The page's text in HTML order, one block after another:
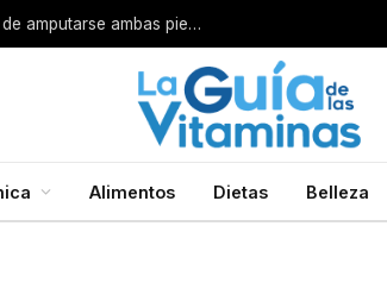
Por esta razón encarcelan a un cirujano después de amputarse ambas piernas
Alimentos Dietas Belleza